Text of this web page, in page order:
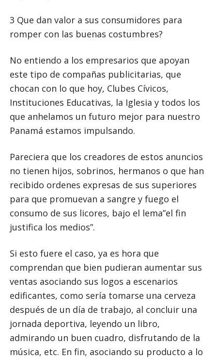
3 Que dan valor a sus consumidores para
romper con las buenas costumbres?
No entiendo a los empresarios que apoyan
este tipo de compañas publicitarias, que
chocan con lo que hoy, Clubes Cívicos,
Instituciones Educativas, la Iglesia y todos los
que anhelamos un futuro mejor para nuestro
Panamá estamos impulsando.
Pareciera que los creadores de estos anuncios
no tienen hijos, sobrinos, hermanos o que han
recibido ordenes expresas de sus superiores
para que promuevan a sangre y fuego el
consumo de sus licores, bajo el lema”el fin
justifica los medios”.
Si esto fuere el caso, ya es hora que
comprendan que bien pudieran aumentar sus
ventas asociando sus logos a escenarios
edificantes, como sería tomarse una cerveza
después de un día de trabajo, al concluir una
jornada deportiva, leyendo un libro,
admirando un buen cuadro, disfrutando de la
música, etc. En fin, asociando su producto a lo